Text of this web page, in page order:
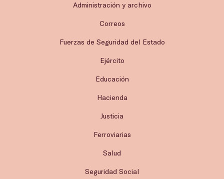
Administración y archivo
Correos
Fuerzas de Seguridad del Estado
Ejército
Educación
Hacienda
Justicia
Ferroviarias
Salud
Seguridad Social